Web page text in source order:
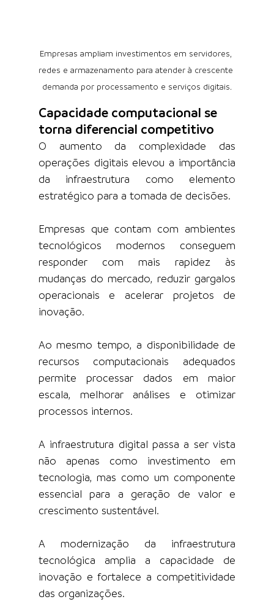
Empresas ampliam investimentos em servidores,
redes e armazenamento para atender à crescente
demanda por processamento e serviços digitais.
Capacidade computacional se
torna diferencial competitivo
O aumento da complexidade das
operações digitais elevou a importância
da infraestrutura como elemento
estratégico para a tomada de decisões.
Empresas que contam com ambientes
tecnológicos modernos conseguem
responder com mais rapidez às
mudanças do mercado, reduzir gargalos
operacionais e acelerar projetos de
inovação.
Ao mesmo tempo, a disponibilidade de
recursos computacionais adequados
permite processar dados em maior
escala, melhorar análises e otimizar
processos internos.
A infraestrutura digital passa a ser vista
não apenas como investimento em
tecnologia, mas como um componente
essencial para a geração de valor e
crescimento sustentável.
A modernização da infraestrutura
tecnológica amplia a capacidade de
inovação e fortalece a competitividade
das organizações.